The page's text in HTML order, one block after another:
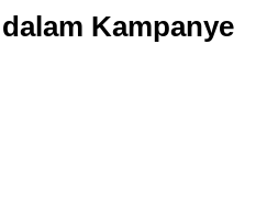
Kampanye